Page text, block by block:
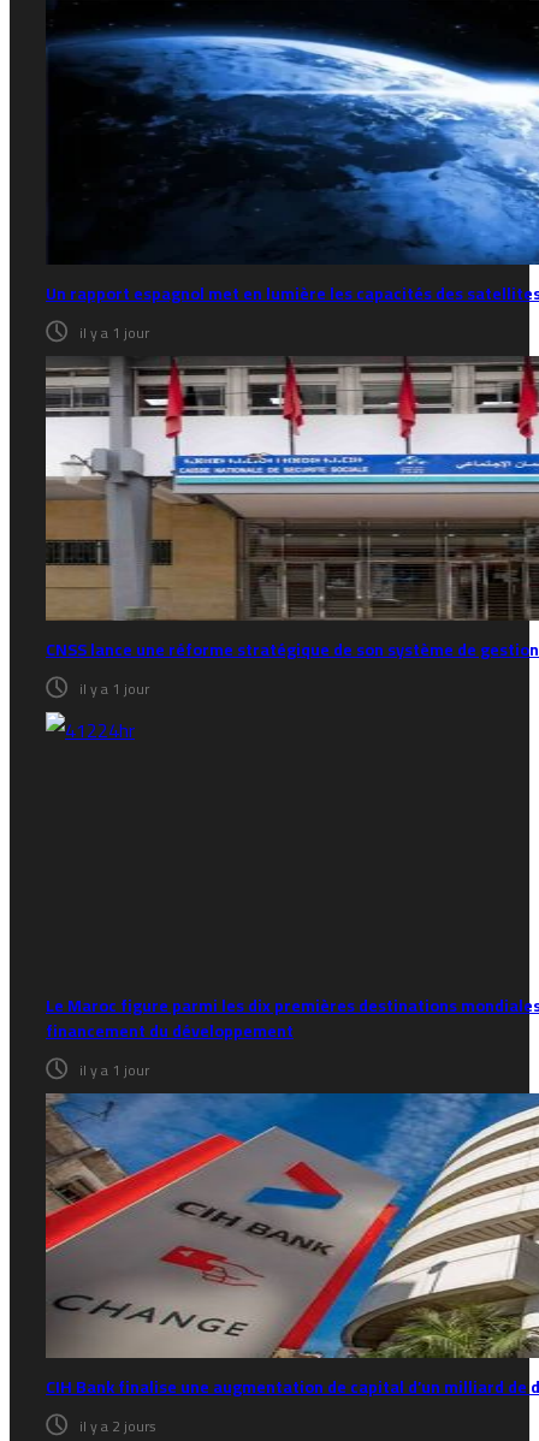
Un rapport espagnol met en lumière les capacités des
il y a 1 jour
CNSS lance une réforme stratégique de son système de
il y a 1 jour
Le Maroc figure parmi les dix premières destinations
financement du développement
il y a 1 jour
CIH Bank finalise une augmentation de capital d’un milliard
il y a 2 jours